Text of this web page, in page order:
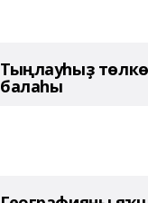
Тыңлауһыҙ төлкө
балаһы